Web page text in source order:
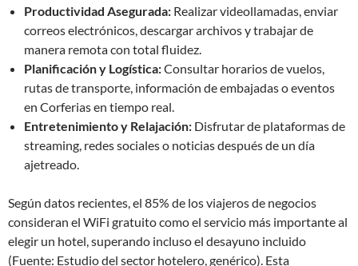
Productividad Asegurada: Realizar videollamadas, enviar
correos electrónicos, descargar archivos y trabajar de
manera remota con total fluidez.
Planificación y Logística:Consultar horarios de vuelos,
rutas de transporte, información de embajadas o eventos
en Corferias en tiempo real.
Entretenimiento y Relajación: Disfrutar de plataformas de
streaming, redes sociales o noticias después de un día
ajetreado.
Según datos recientes, el 85% de los viajeros de negocios
consideran el WiFi gratuito como el servicio más importante al
elegir un hotel, superando incluso el desayuno incluido
(Fuente: Estudio del sector hotelero, genérico). Esta